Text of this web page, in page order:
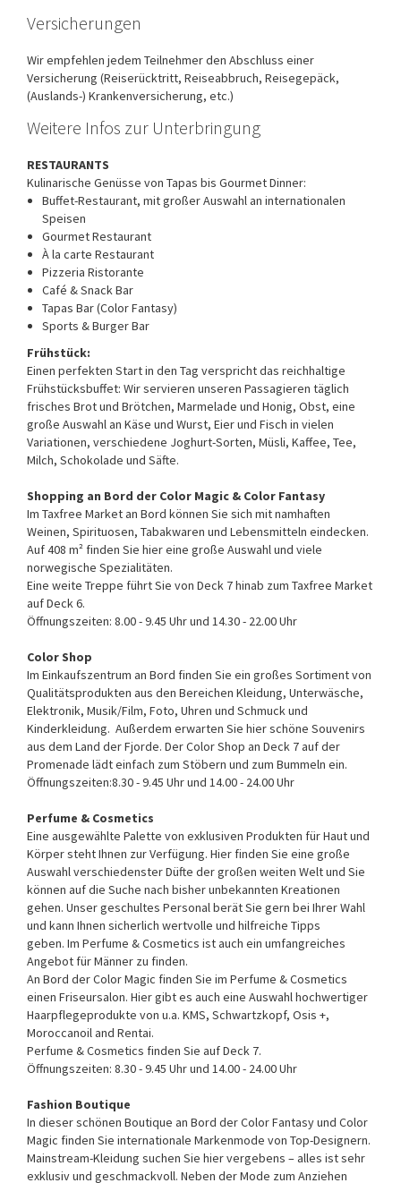
Versicherungen
Wir empfehlen jedem Teilnehmer den Abschluss einer
Versicherung (Reiserücktritt, Reiseabbruch, Reisegepäck,
(Auslands-) Krankenversicherung, etc.)
Weitere Infos zur Unterbringung
RESTAURANTS
Kulinarische Genüsse von Tapas bis Gourmet Dinner:
Buffet-Restaurant, mit großer Auswahl an internationalen
Speisen
Gourmet Restaurant
À la carte Restaurant
Pizzeria Ristorante
Café & Snack Bar
Tapas Bar (Color Fantasy)
Sports & Burger Bar
Frühstück:
Einen perfekten Start in den Tag verspricht das reichhaltige
Frühstücksbuffet: Wir servieren unseren Passagieren täglich
frisches Brot und Brötchen, Marmelade und Honig, Obst, eine
große Auswahl an Käse und Wurst, Eier und Fisch in vielen
Variationen, verschiedene Joghurt-Sorten, Müsli, Kaffee, Tee,
Milch, Schokolade und Säfte.
Shopping an Bord der Color Magic & Color Fantasy
Im Taxfree Market an Bord können Sie sich mit namhaften
Weinen, Spirituosen, Tabakwaren und Lebensmitteln eindecken.
Auf 408 m² finden Sie hier eine große Auswahl und viele
norwegische Spezialitäten.
Eine weite Treppe führt Sie von Deck 7 hinab zum Taxfree Market
auf Deck 6.
Öffnungszeiten: 8.00 - 9.45 Uhr und 14.30 - 22.00 Uhr
Color Shop
Im Einkaufszentrum an Bord finden Sie ein großes Sortiment von
Qualitätsprodukten aus den Bereichen Kleidung, Unterwäsche,
Elektronik, Musik/Film, Foto, Uhren und Schmuck und
Kinderkleidung. Außerdem erwarten Sie hier schöne Souvenirs
aus dem Land der Fjorde. Der Color Shop an Deck 7 auf der
Promenade lädt einfach zum Stöbern und zum Bummeln ein.
Öffnungszeiten:8.30 - 9.45 Uhr und 14.00 - 24.00 Uhr
Perfume & Cosmetics
Eine ausgewählte Palette von exklusiven Produkten für Haut und
Körper steht Ihnen zur Verfügung. Hier finden Sie eine große
Auswahl verschiedenster Düfte der großen weiten Welt und Sie
können auf die Suche nach bisher unbekannten Kreationen
gehen. Unser geschultes Personal berät Sie gern bei Ihrer Wahl
und kann Ihnen sicherlich wertvolle und hilfreiche Tipps
geben. Im Perfume & Cosmetics ist auch ein umfangreiches
Angebot für Männer zu finden.
An Bord der Color Magic finden Sie im Perfume & Cosmetics
einen Friseursalon. Hier gibt es auch eine Auswahl hochwertiger
Haarpflegeprodukte von u.a. KMS, Schwartzkopf, Osis +,
Moroccanoil and Rentai.
Perfume & Cosmetics finden Sie auf Deck 7.
Öffnungszeiten: 8.30 - 9.45 Uhr und 14.00 - 24.00 Uhr
Fashion Boutique
In dieser schönen Boutique an Bord der Color Fantasy und Color
Magic finden Sie internationale Markenmode von Top-Designern.
Mainstream-Kleidung suchen Sie hier vergebens – alles ist sehr
exklusiv und geschmackvoll. Neben der Mode zum Anziehen